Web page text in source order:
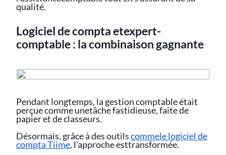
qualité.
Logiciel de compta etexpert-
comptable : la combinaison gagnante
Pendant longtemps, la gestion comptable était
perçue comme unetâche fastidieuse, faite de
papier et de classeurs.
Désormais, grâce à des outilscommele logiciel de
compta Tiime, l'approche esttransformée.